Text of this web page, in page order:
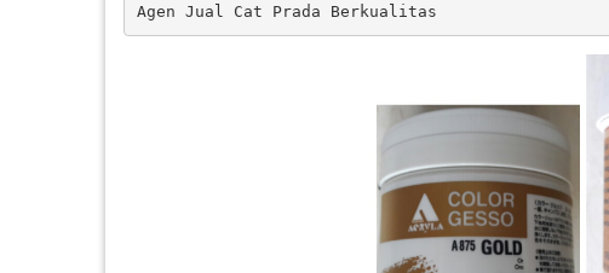
Agen Jual Cat Prada Berkualitas